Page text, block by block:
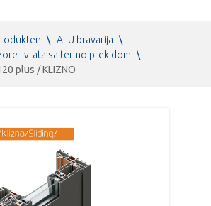
\ ALU bravarija \
i vrata sa termo prekidom \
plus / KLIZNO